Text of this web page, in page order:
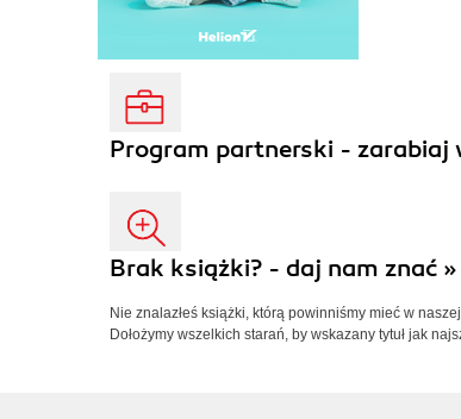
Program partnerski - zarabiaj
Brak książki? - daj nam znać »
Nie znalazłeś książki, którą powinniśmy mieć w
Dołożymy wszelkich starań, by wskazany tytuł jak